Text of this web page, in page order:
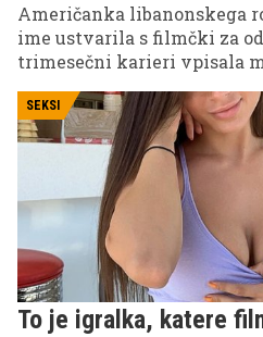
Američanka libanonskega
ime ustvarila s filmčki za
trimesečni karieri vpisala
porno industrije, je nedavno
znamenita očala, ki so bila
njeni kratki, a burni
SEKSI
To je igralka, katere